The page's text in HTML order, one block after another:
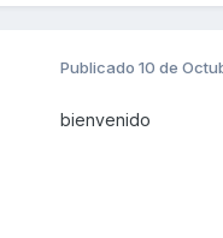
Publicado 10 de
bienvenido